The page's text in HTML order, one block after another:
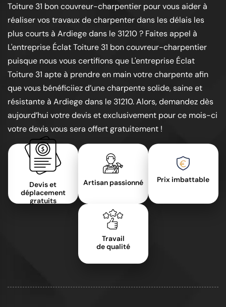
Toiture 31 bon couvreur-charpentier pour vous aider à
réaliser vos travaux de charpenter dans les délais les
plus courts à Ardiege dans le 31210 ? Faites appel à
L'entreprise Éclat Toiture 31 bon couvreur-charpentier
puisque nous vous certifions que L'entreprise Éclat
Toiture 31 apte à prendre en main votre charpente afin
que vous bénéficiiez d’une charpente solide, saine et
résistante à Ardiege dans le 31210. Alors, demandez dès
aujourd’hui votre devis et exclusivement pour ce mois-ci
votre devis vous sera offert gratuitement !
Devis et
déplacement
gratuits
Artisan passionné Prix imbattable
Travail
de qualité